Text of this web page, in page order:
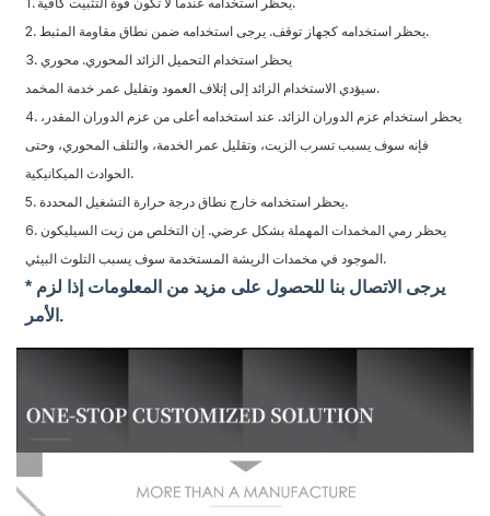
2. يحظر استخدامه كجهاز توقف. يرجى استخدامه ضمن نطاق مقاومة المثبط.
3. يحظر استخدام التحميل الزائد المحوري. محوري
سيؤدي الاستخدام الزائد إلى إتلاف العمود وتقليل عمر خدمة المخمد.
4. يحظر استخدام عزم الدوران الزائد. عند استخدامه أعلى من عزم الدوران المقدر،
فإنه سوف يسبب تسرب الزيت، وتقليل عمر الخدمة، والتلف المحوري، وحتى
الحوادث الميكانيكية.
5. يحظر استخدامه خارج نطاق درجة حرارة التشغيل المحددة.
6. يحظر رمي المخمدات المهملة بشكل عرضي. إن التخلص من زيت السيليكون
الموجود في مخمدات الريشة المستخدمة سوف يسبب التلوث البيئي.
* يرجى الاتصال بنا للحصول على مزيد من المعلومات إذا لزم
الأمر.